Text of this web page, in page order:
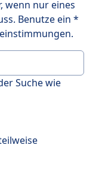
wenn nur eines
Benutze ein *
Suche wie